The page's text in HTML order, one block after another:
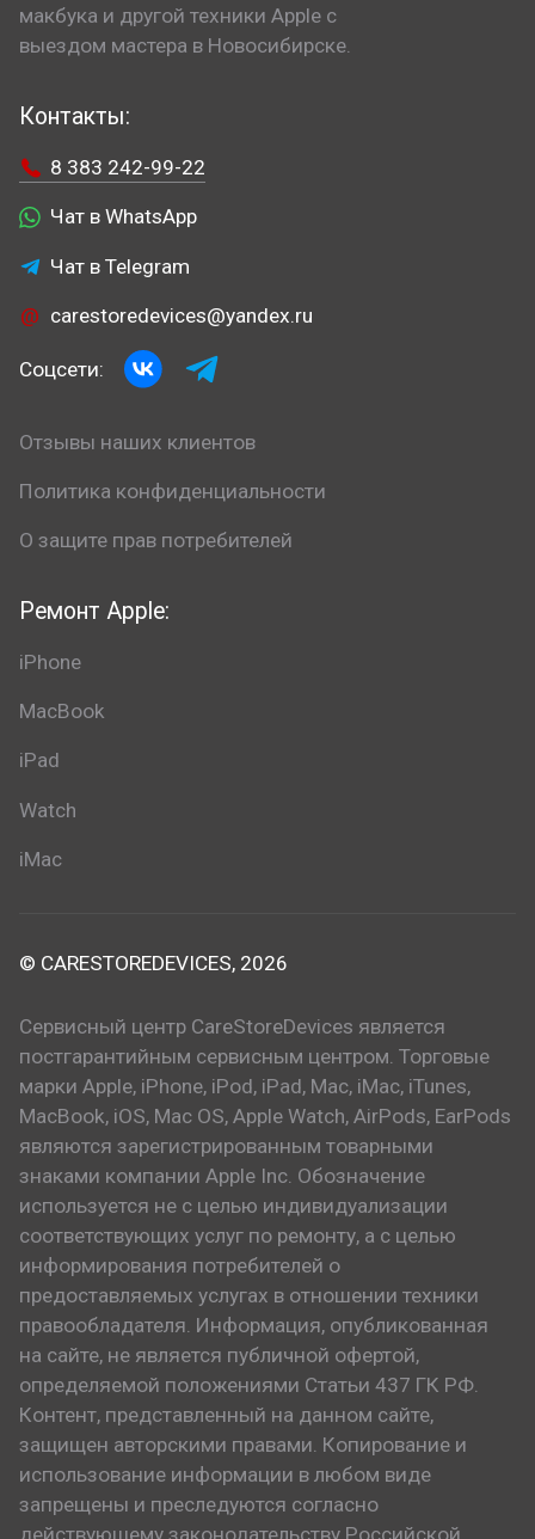
макбука и другой техники Apple с
выездом мастера в Новосибирске.
Ремонт Apple:
iPhone
MacBook
iPad
Watch
iMac
Контакты:
8 383 242-99-22
Чат в WhatsApp
Чат в Telegram
carestoredevices@yandex.ru
Соцсети:
Отзывы наших клиентов
Политика конфиденциальности
О защите прав потребителей
© CARESTOREDEVICES, 2026
Сервисный центр CareStoreDevices является
постгарантийным сервисным центром. Торговые
марки Apple, iPhone, iPod, iPad, Mac, iMac, iTunes,
MacBook, iOS, Mac OS, Apple Watch, AirPods, EarPods
являются зарегистрированным товарными
знаками компании Apple Inc. Обозначение
используется не с целью индивидуализации
соответствующих услуг по ремонту, а с целью
информирования потребителей о
предоставляемых услугах в отношении техники
правообладателя. Информация, опубликованная
на сайте, не является публичной офертой,
определяемой положениями Статьи 437 ГК РФ.
Контент, представленный на данном сайте,
защищен авторскими правами. Копирование и
использование информации в любом виде
запрещены и преследуются согласно